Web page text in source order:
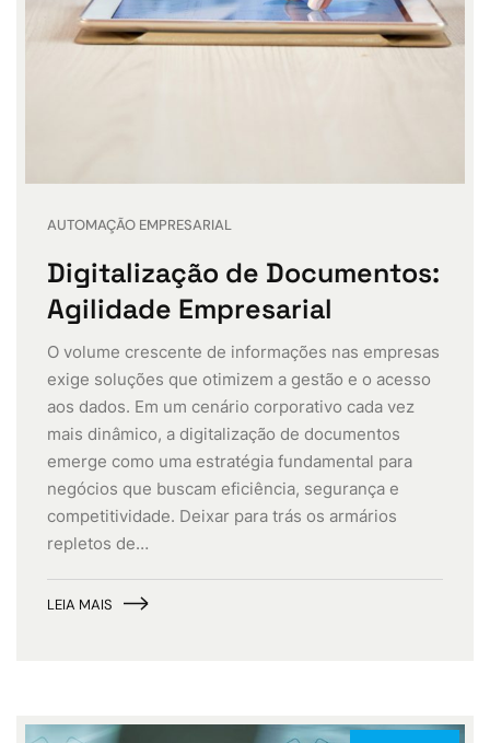
AUTOMAÇÃO EMPRESARIAL
Digitalização de Documentos:
Agilidade Empresarial
O volume crescente de informações nas empresas
exige soluções que otimizem a gestão e o acesso
aos dados. Em um cenário corporativo cada vez
mais dinâmico, a digitalização de documentos
emerge como uma estratégia fundamental para
negócios que buscam eficiência, segurança e
competitividade. Deixar para trás os armários
repletos de…
LEIA MAIS